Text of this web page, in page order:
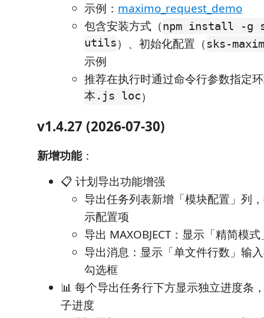
示例： maximo_request_demo
包含安装方式（npm install -g
utils）、初始化配置（ sks-
示例
推荐在执行时通过命令行参数指定
本.js loc）
v1.4.27 (2026-07-30)
新增功能：
📋 计划导出功能增强
导出任务列表新增「模块配置」列
示配置项
导出 MAXOBJECT：显示「精简模
导出消息：显示「单文件行数」输
勾选框
📊 每个导出任务行下方显示独立进度条
子进度